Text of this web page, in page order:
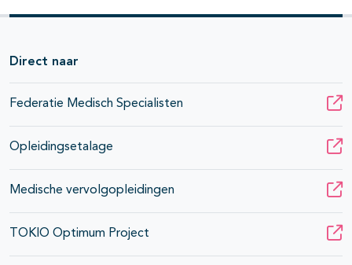
Direct naar
Federatie Medisch Specialisten
Opleidingsetalage
Medische vervolgopleidingen
TOKIO Optimum Project